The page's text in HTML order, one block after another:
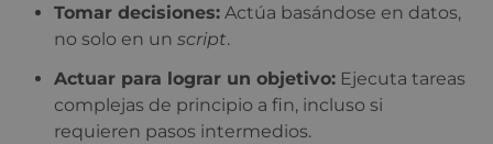
Tomar decisiones: Actúa basándose en datos,
no solo en un script.
Actuar para lograr un objetivo: Ejecuta tareas
complejas de principio a fin, incluso si
requieren pasos intermedios.